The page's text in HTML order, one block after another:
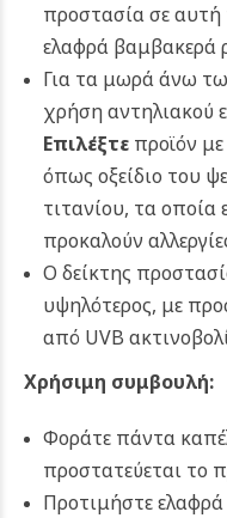
προστασία σε αυτή
ελαφρά βαμβακερά
Για τα μωρά άνω
χρήση αντηλιακού
Επιλέξτεπροϊόν
όπως οξείδιο του
τιτανίου, τα οποία
προκαλούν
Ο δείκτης
υψηλότερος, με
από UVB
Χρήσιμη συμβουλή:
Φοράτε πάντα
προστατεύεται το
Προτιμήστε